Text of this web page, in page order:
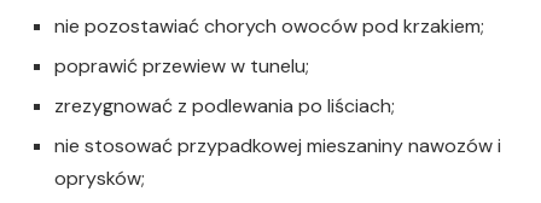
nie pozostawiać chorych owoców pod krzakiem;
poprawić przewiew w tunelu;
zrezygnować z podlewania po liściach;
nie stosować przypadkowej mieszaniny nawozów i
oprysków;